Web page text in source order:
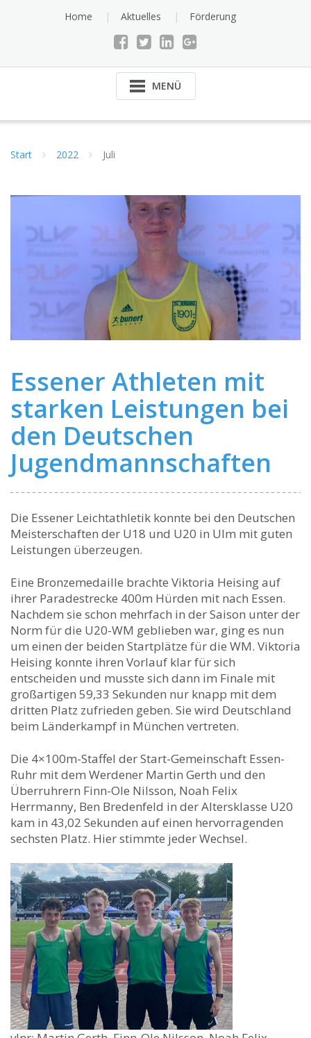
Home Aktuelles Förderung
MENÜ
Start 2022 Juli
Essener Athleten mit
starken Leistungen bei
den Deutschen
Jugendmannschaften
Die Essener Leichtathletik konnte bei den Deutschen
Meisterschaften der U18 und U20 in Ulm mit guten
Leistungen überzeugen.
Eine Bronzemedaille brachte Viktoria Heising auf
ihrer Paradestrecke 400m Hürden mit nach Essen.
Nachdem sie schon mehrfach in der Saison unter der
Norm für die U20-WM geblieben war, ging es nun
um einen der beiden Startplätze für die WM. Viktoria
Heising konnte ihren Vorlauf klar für sich
entscheiden und musste sich dann im Finale mit
großartigen 59,33 Sekunden nur knapp mit dem
dritten Platz zufrieden geben. Sie wird Deutschland
beim Länderkampf in München vertreten.
Die 4×100m-Staffel der Start-Gemeinschaft Essen-
Ruhr mit dem Werdener Martin Gerth und den
Überruhrern Finn-Ole Nilsson, Noah Felix
Herrmanny, Ben Bredenfeld in der Altersklasse U20
kam in 43,02 Sekunden auf einen hervorragenden
sechsten Platz. Hier stimmte jeder Wechsel.